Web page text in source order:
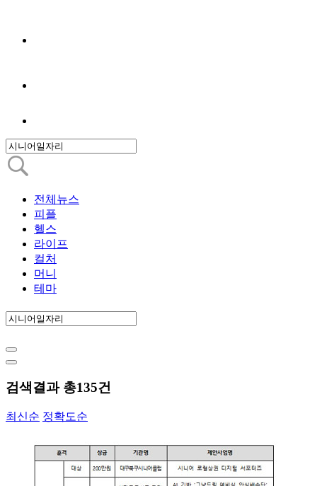
전체뉴스
피플
헬스
라이프
컬처
머니
테마
검색결과 총135건
최신순 정확도순